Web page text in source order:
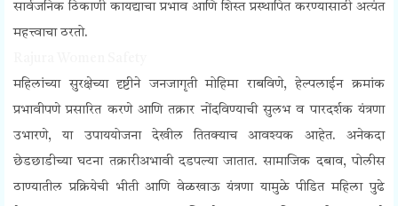
सार्वजनिक ठिकाणी कायद्याचा प्रभाव आणि शिस्त प्रस्थापित करण्यासाठी अत्यंत
महत्त्वाचा ठरतो.
महिलांच्या सुरक्षेच्या दृष्टीने जनजागृती मोहिमा राबविणे, हेल्पलाईन क्रमांक
प्रभावीपणे प्रसारित करणे आणि तक्रार नोंदविण्याची सुलभ व पारदर्शक यंत्रणा
उभारणे, या उपाययोजना देखील तितक्याच आवश्यक आहेत. अनेकदा
छेडछाडीच्या घटना तक्रारीअभावी दडपल्या जातात. सामाजिक दबाव, पोलीस
ठाण्यातील प्रक्रियेची भीती आणि वेळखाऊ यंत्रणा यामुळे पीडित महिला पुढे